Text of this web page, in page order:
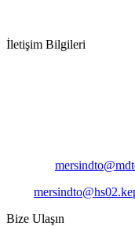
İletişim Bilgileri
Bize Ulaşın